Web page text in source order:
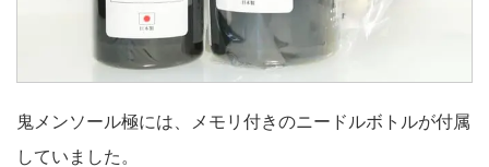
鬼メンソール極には、メモリ付きのニードルボトルが付属
していました。